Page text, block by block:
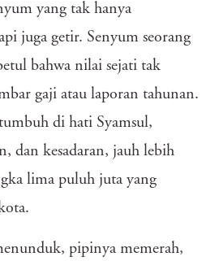
yang tak hanya
juga getir. Senyum seorang
bahwa nilai sejati tak
gaji atau laporan tahunan.
di hati Syamsul,
dan kesadaran, jauh lebih
lima puluh juta yang
pipinya memerah,